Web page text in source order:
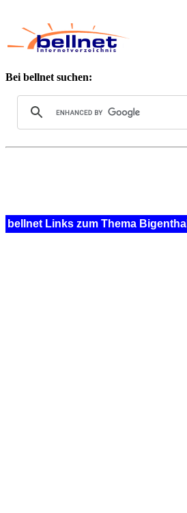
Bei bellnet suchen:
bellnet Links zum Thema Bigenthal